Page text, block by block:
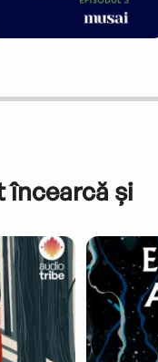
încearcă și